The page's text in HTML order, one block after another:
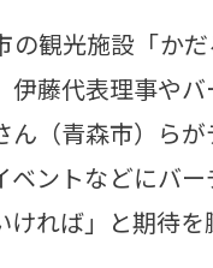
の観光施設「か
伊藤代表理事や
ん（青森市）ら
ベントなどにバ
ければ」と期待を